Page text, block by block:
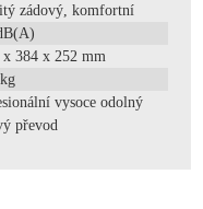
zádový, komfortní
x 384 x 252 mm
vysoce odolný
převod